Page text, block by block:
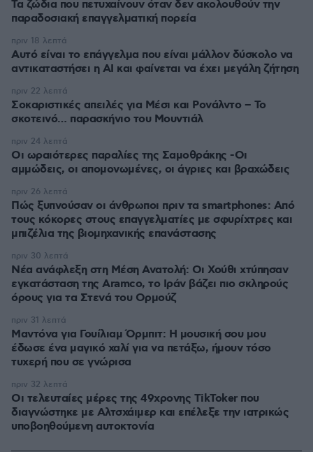
Τα ζώδια που πετυχαίνουν όταν δεν ακολουθούν την
παραδοσιακή επαγγελματική πορεία
Αυτό είναι το επάγγελμα που είναι μάλλον δύσκολο να
αντικαταστήσει η AI και φαίνεται να έχει μεγάλη ζήτηση
πριν 18 λεπτά
Σοκαριστικές απειλές για Μέσι και Ρονάλντο – Το
σκοτεινό… παρασκήνιο του Μουντιάλ
πριν 22 λεπτά
Οι ωραιότερες παραλίες της Σαμοθράκης -Οι
αμμώδεις, οι απομονωμένες, οι άγριες και βραχώδεις
πριν 24 λεπτά
Πώς ξυπνούσαν οι άνθρωποι πριν τα smartphones: Από
τους κόκορες στους επαγγελματίες με σφυρίχτρες και
μπιζέλια της βιομηχανικής επανάστασης
πριν 26 λεπτά
Νέα ανάφλεξη στη Μέση Ανατολή: Οι Χούθι χτύπησαν
εγκατάσταση της Aramco, το Ιράν βάζει πιο σκληρούς
όρους για τα Στενά του Ορμούζ
πριν 30 λεπτά
Μαντόνα για Γουίλιαμ Όρμπιτ: Η μουσική σου μου
έδωσε ένα μαγικό χαλί για να πετάξω, ήμουν τόσο
τυχερή που σε γνώρισα
πριν 31 λεπτά
Οι τελευταίες μέρες της 49χρονης TikToker που
διαγνώστηκε με Αλτσχάιμερ και επέλεξε την ιατρικώς
υποβοηθούμενη αυτοκτονία
πριν 32 λεπτά